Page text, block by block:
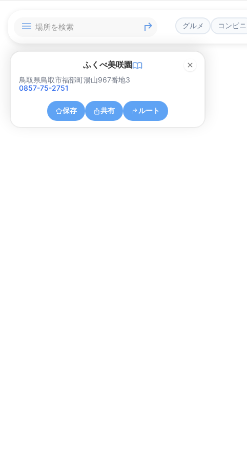
グルメ コンビニ
ふくべ美咲園
鳥取県鳥取市福部町湯山967番地3
0857-75-2751
保存 共有 ルート